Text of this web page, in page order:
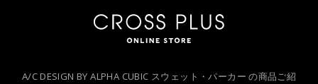
A/C DESIGN BY ALPHA CUBIC スウェット・パーカー の商品ご紹